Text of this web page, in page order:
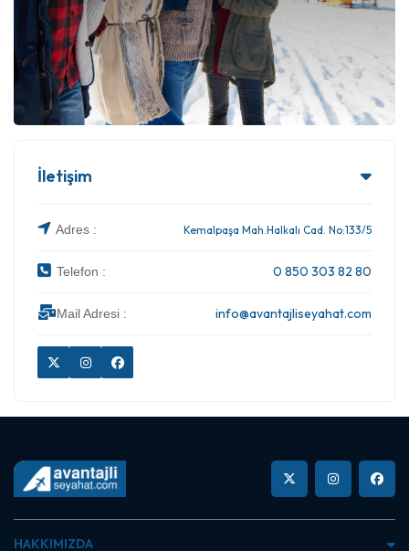
İletişim
Adres : Kemalpaşa Mah.Halkalı Cad. No:133/5
Telefon : 0 850 303 82 80
Mail Adresi : info@avantajliseyahat.com
HAKKIMIZDA